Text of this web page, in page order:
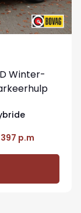
Winter-
p.m